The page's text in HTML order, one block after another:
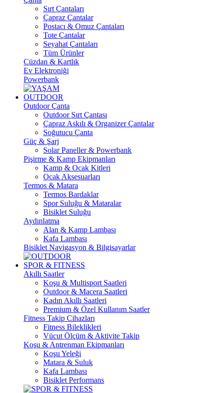
Sırt Çantaları
Çapraz Çantalar
Postacı & Omuz Çantaları
Tote Çantalar
Seyahat Çantaları
Tüm Ürünler
Cüzdan & Kartlık
Ev Elektroniği
Powerbank
OUTDOOR
Outdoor Çanta
Outdoor Sırt Çantası
Çapraz Askılı & Organizer Çantalar
Soğutucu Çanta
Güç & Şarj
Solar Paneller & Powerbank
Pişirme & Kamp Ekipmanları
Kamp & Ocak Kitleri
Ocak Aksesuarları
Termos & Matara
Termos Bardaklar
Spor Suluğu & Mataralar
Bisiklet Suluğu
Aydınlatma
Alan & Kamp Lambası
Kafa Lambası
Bisiklet Navigasyon & Bilgisayarlar
SPOR & FITNESS
Akıllı Saatler
Koşu & Multisport Saatleri
Outdoor & Macera Saatleri
Kadın Akıllı Saatleri
Premium & Özel Kullanım Saatler
Fitness Takip Cihazları
Fitness Bileklikleri
Vücut Ölçüm & Aktivite Takip
Koşu & Antrenman Ekipmanları
Koşu Yeleği
Matara & Suluk
Kafa Lambası
Bisiklet Performans